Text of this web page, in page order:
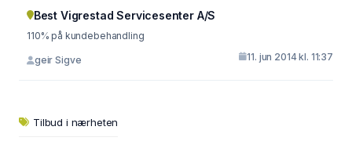
Best Vigrestad Servicesenter A/S
110% på kundebehandling
geir Sigve 11. jun 2014 kl. 11:37
Tilbud i nærheten